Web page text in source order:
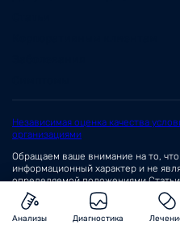
Независимая оценка качества
организациями
Обращаем ваше внимание на то,
информационный характер и не
определяемой положениями
Российской Федерации.
© 2026 Сеть медицинских центров
Анализы Диагностика